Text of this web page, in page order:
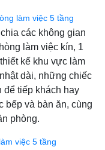
các không gian
làm việc kín, 1
kế khu vực làm
dài, những chiếc
để tiếp khách hay
bếp và bàn ăn, cùng
phòng.